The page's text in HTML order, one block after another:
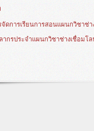
จัดการเรียนการสอนแผนกวิชาช่า
ากรประจำแผนกวิชาช่างเชื่อมโ